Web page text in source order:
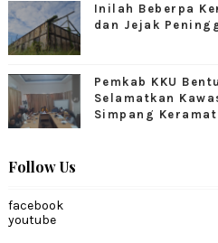
Inilah Beberpa
dan Jejak
Pemkab KKU
Selamatkan
Simpang Keramat
Follow Us
facebook
youtube